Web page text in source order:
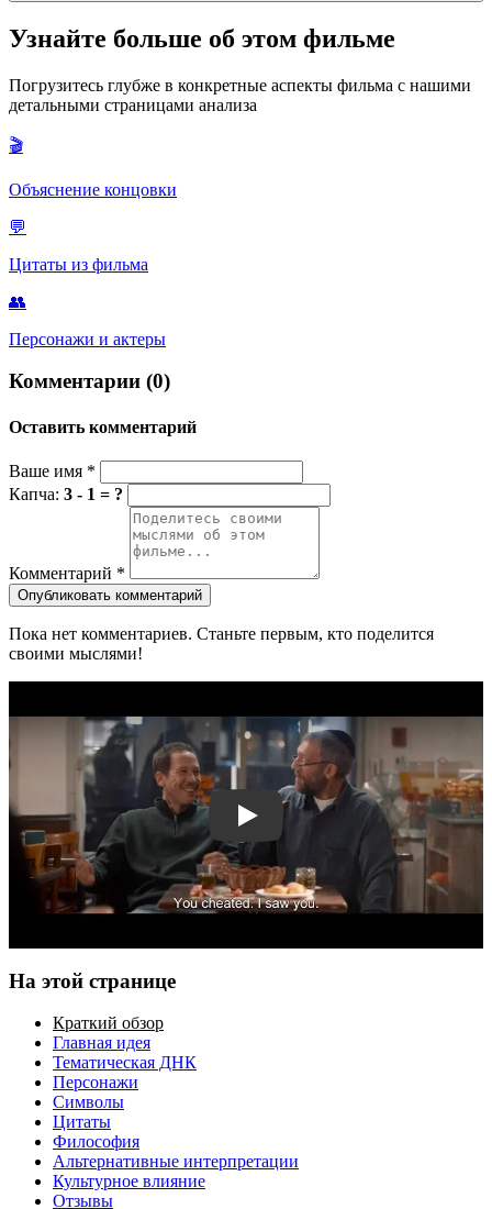
Это его способ выражения доверия и поиска безопасности
мире, который кажется ему хаотичным и угрожающим,
способ успокоиться.
Узнайте больше об этом фильме
Погрузитесь глубже в конкретные аспекты фильма с нашими
детальными страницами анализа
🎬
Объяснение концовки
💬
Цитаты из фильма
👥
Персонажи и актеры
Комментарии (0)
Оставить комментарий
Ваше имя *
Капча: 3 - 1 = ?
Комментарий *
Опубликовать комментарий
Пока нет комментариев. Станьте первым, кто поделится
своими мыслями!
Смотреть трейлер
На этой странице
Краткий обзор
Главная идея
Тематическая ДНК
Персонажи
Символы
Цитаты
Философия
Альтернативные интерпретации
Культурное влияние
Отзывы